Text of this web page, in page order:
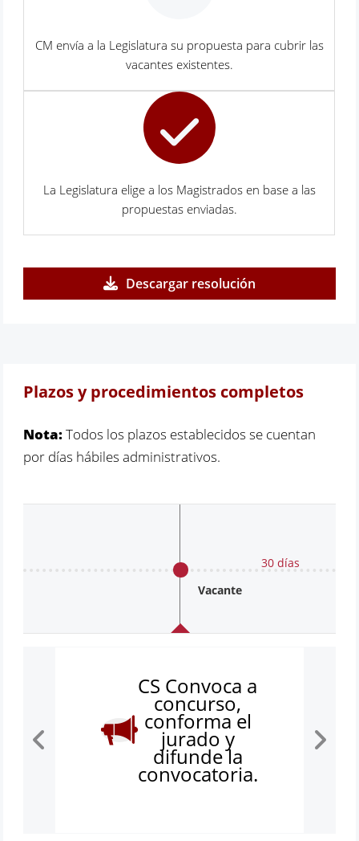
CM envía a la Legislatura su propuesta para cubrir las
vacantes existentes.
La Legislatura elige a los Magistrados en base a las
propuestas enviadas.
Descargar resolución
Plazos y procedimientos completos
Nota:Todos los plazos establecidos se cuentan
por días hábiles administrativos.
Vacante
30 días
CS Convoca a
concurso,
conforma el
jurado y
difunde la
convocatoria.